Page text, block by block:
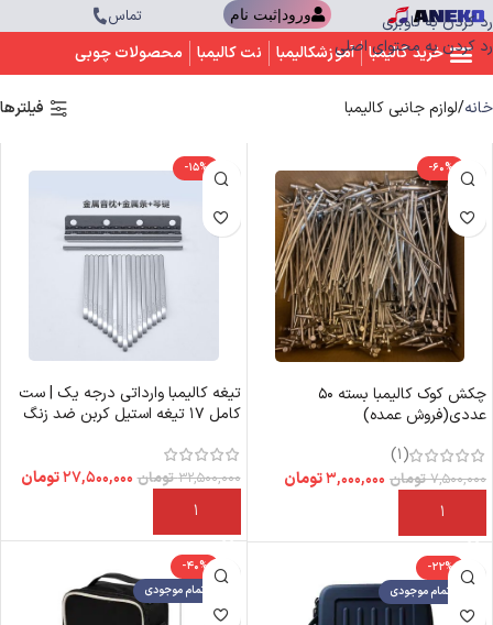
رد کردن به ناوبری
رد کردن به محتوای اصلی
ورود|ثبت نام تماس
خرید کالیمبا آموزشکالیمبا نت کالیمبا محصولات چوبی
خانه لوازم جانبی کالیمبا فیلترها
-60%
چکش کوک کالیمبا بسته 50
عددی(فروش عمده)
(1)
۷,۵۰۰,۰۰۰ تومان ۳,۰۰۰,۰۰۰تومان
افزودن به سبد خرید
-15%
تیغه کالیمبا وارداتی درجه یک | ست
کامل ۱۷ تیغه استیل کربن ضد زنگ
۳۲,۵۰۰,۰۰۰ تومان ۲۷,۵۰۰,۰۰۰تومان
افزودن به سبد خرید
-40%
اتمام موجودی
-22%
اتمام موجودی